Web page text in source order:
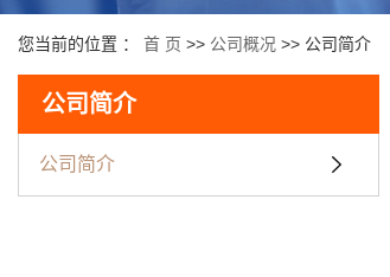
您当前的位置 ： 首 页 >> 公司概况 >> 公司简介
公司简介
公司简介